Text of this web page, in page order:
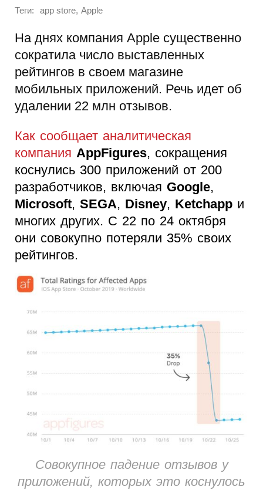
Теги: app store, Apple
На днях компания Apple существенно
сократила число выставленных
рейтингов в своем магазине
мобильных приложений. Речь идет об
удалении 22 млн отзывов.
Как сообщает аналитическая
компания AppFigures, сокращения
коснулись 300 приложений от 200
разработчиков, включая Google,
Microsoft, SEGA, Disney, Ketchapp и
многих других. С 22 по 24 октября
они совокупно потеряли 35% своих
рейтингов.
Совокупное падение отзывов у
приложений, которых это коснулось